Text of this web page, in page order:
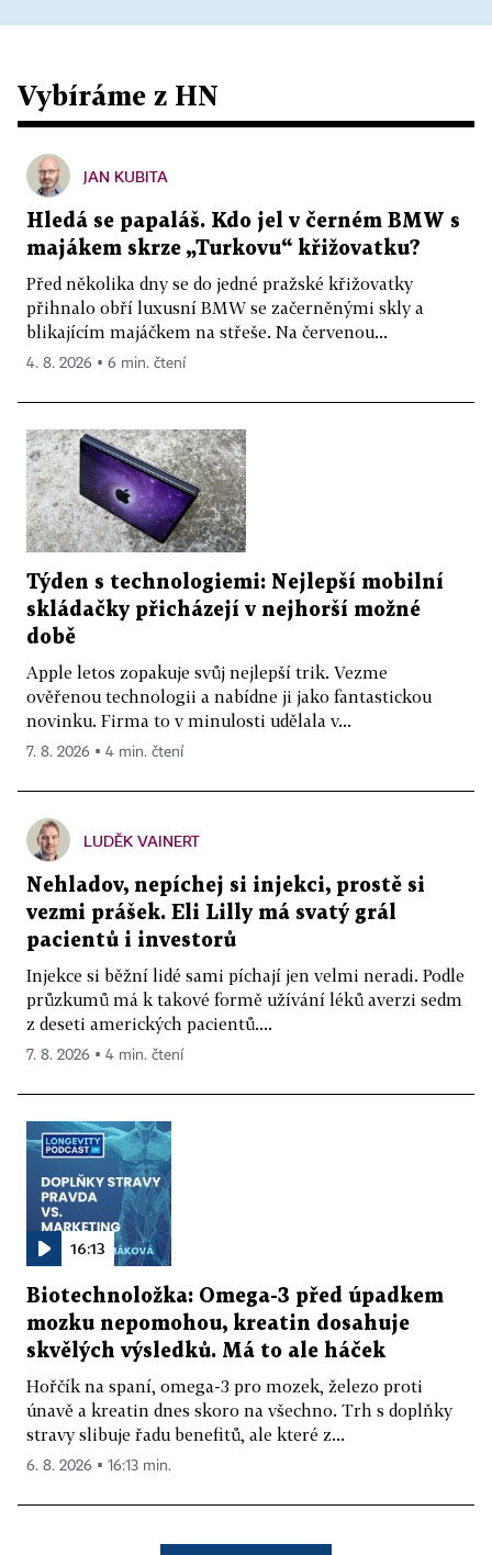
Vybíráme z HN
JAN KUBITA
Hledá se papaláš. Kdo jel v černém BMW s
majákem skrze „Turkovu“ křižovatku?
Před několika dny se do jedné pražské křižovatky
přihnalo obří luxusní BMW se začerněnými skly a
blikajícím majáčkem na střeše. Na červenou...
4. 8. 2026 ▪ 6 min. čtení
Týden s technologiemi: Nejlepší mobilní
skládačky přicházejí v nejhorší možné
době
Apple letos zopakuje svůj nejlepší trik. Vezme
ověřenou technologii a nabídne ji jako fantastickou
novinku. Firma to v minulosti udělala v...
7. 8. 2026 ▪ 4 min. čtení
LUDĚK VAINERT
Nehladov, nepíchej si injekci, prostě si
vezmi prášek. Eli Lilly má svatý grál
pacientů i investorů
Injekce si běžní lidé sami píchají jen velmi neradi. Podle
průzkumů má k takové formě užívání léků averzi sedm
z deseti amerických pacientů....
7. 8. 2026 ▪ 4 min. čtení
16:13
Biotechnoložka: Omega-3 před úpadkem
mozku nepomohou, kreatin dosahuje
skvělých výsledků. Má to ale háček
Hořčík na spaní, omega-3 pro mozek, železo proti
únavě a kreatin dnes skoro na všechno. Trh s doplňky
stravy slibuje řadu benefitů, ale které z...
6. 8. 2026 ▪ 16:13 min.